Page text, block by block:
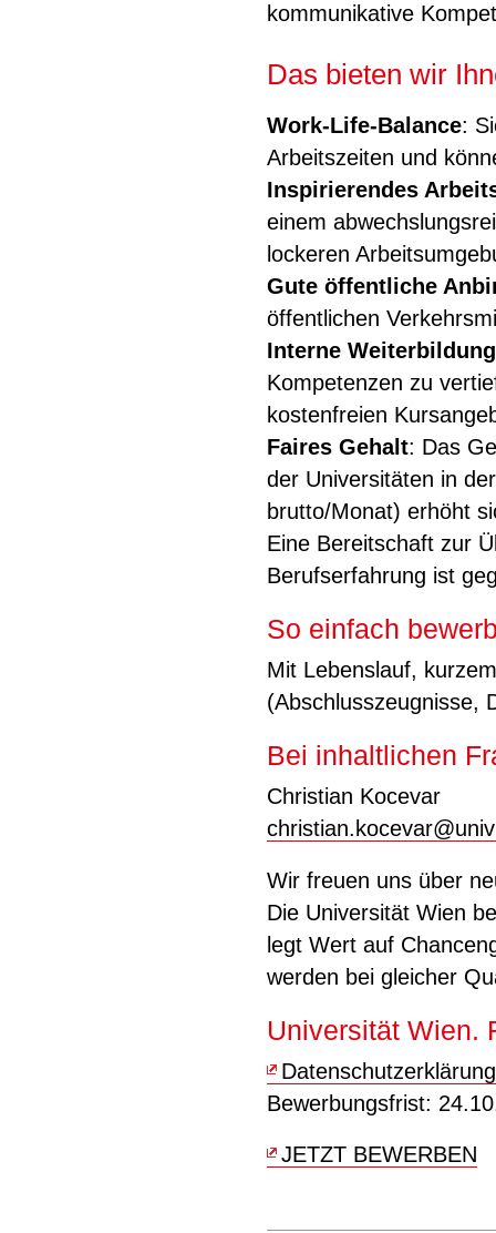
kommunikative
Das bieten wir
Work-Life-Balance:
Arbeitszeiten und
Inspirierendes
einem
lockeren
Gute öffentliche
öffentlichen
Interne Weiterbildung
Kompetenzen zu
kostenfreien
Faires Gehalt: Das
der Universitäten in
brutto/Monat) erhöht
Eine Bereitschaft zur
Berufserfahrung ist
So einfach
Mit Lebenslauf,
(Abschlusszeugnisse,
Bei inhaltlichen
Christian Kocevar
christian.kocevar@
Wir freuen uns über
Die Universität Wien
legt Wert auf
werden bei gleicher
Universität Wien.
Datenschutzerklärung
Bewerbungsfrist:
JETZT BEWERBEN